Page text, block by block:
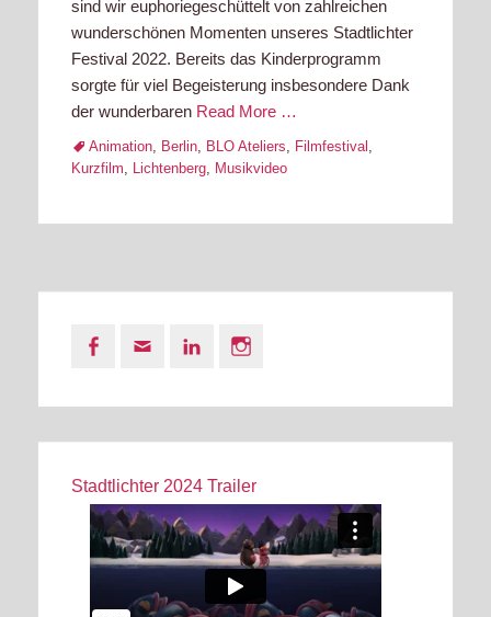
sind wir euphoriegeschüttelt von zahlreichen
wunderschönen Momenten unseres Stadtlichter
Festival 2022. Bereits das Kinderprogramm
sorgte für viel Begeisterung insbesondere Dank
der wunderbaren Read More …
TagsAnimation, Berlin, BLO Ateliers, Filmfestival ,
Kurzfilm, Lichtenberg, Musikvideo
Facebook
Email LinkedIn
Stadtlichter 2024 Trailer